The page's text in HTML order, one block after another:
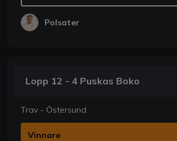
Polsater
Lopp 12 - 4 Puskas Boko
Trav - Östersund
Vinnare